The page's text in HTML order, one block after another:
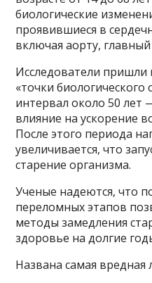
биологические
проявившиеся в
включая аорту, главный
Исследователи
«точки
интервал около 50
влияние на ускорение
После этого периода
увеличивается, что
старение организма.
Ученые надеются, что
переломных этапов
методы замедления
здоровье на долгие
Названа самая